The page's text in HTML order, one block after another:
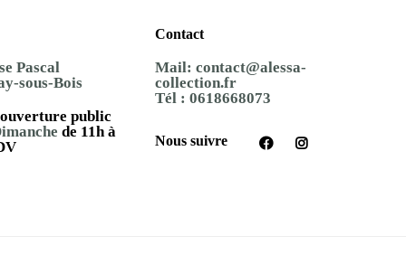
Pascal
sous-Bois
public
de 11h à
Contact
Mail:contact@alessa-
collection.fr
Tél :0618668073
Nous suivre